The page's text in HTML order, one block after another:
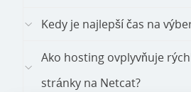
Kedy je najlepší čas na
Ako hosting ovplyvňuje
stránky na Netcat?